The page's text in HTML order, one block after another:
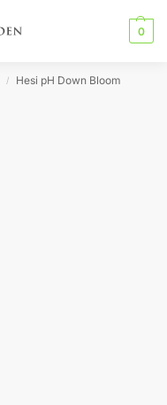
0
/ Hesi pH Down Bloom